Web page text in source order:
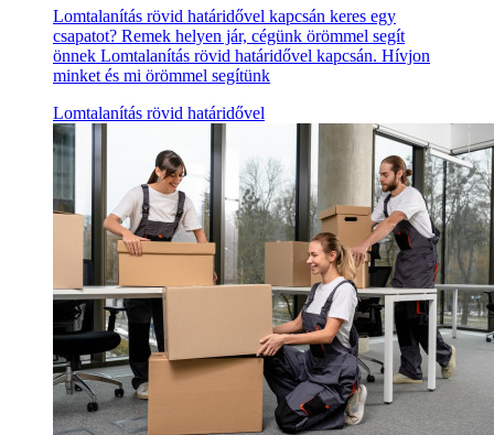
Lomtalanítás rövid határidővel kapcsán keres egy
csapatot? Remek helyen jár, cégünk örömmel segít
önnek Lomtalanítás rövid határidővel kapcsán. Hívjon
minket és mi örömmel segítünk
Lomtalanítás rövid határidővel